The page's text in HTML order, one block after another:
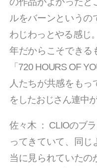
ルをバーンというの
わじわっとやる感じ
年だからこそできる
「720 HOURS OF
人たちが共感をも
をしたおじさん連中
佐々木 ： CLIOのブ
ってきていて、同じ
当に見られていたの